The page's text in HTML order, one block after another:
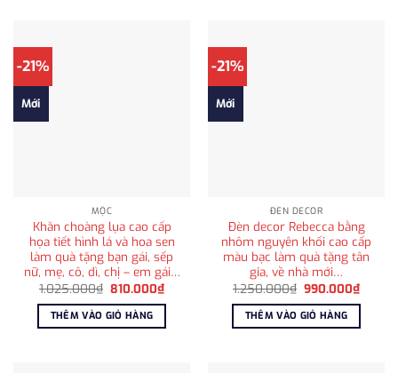
-21%
Mới
MỘC
Khăn choàng lụa cao cấp
họa tiết hình lá và hoa sen
làm quà tặng bạn gái, sếp
nữ, mẹ, cô, dì, chị – em gái…
1.025.000₫ Giá
là:
1.025.000₫.
810.000₫Giá
hiện
tại
810.000₫.
THÊM VÀO GIỎ HÀNG
-21%
Mới
ĐÈN DECOR
Đèn decor Rebecca bằng
nhôm nguyên khối cao cấp
màu bạc làm quà tặng tân
gia, về nhà mới…
1.250.000₫ Giá
là:
1.250.000₫.
990.000₫Giá
hiện
THÊM VÀO GIỎ HÀNG